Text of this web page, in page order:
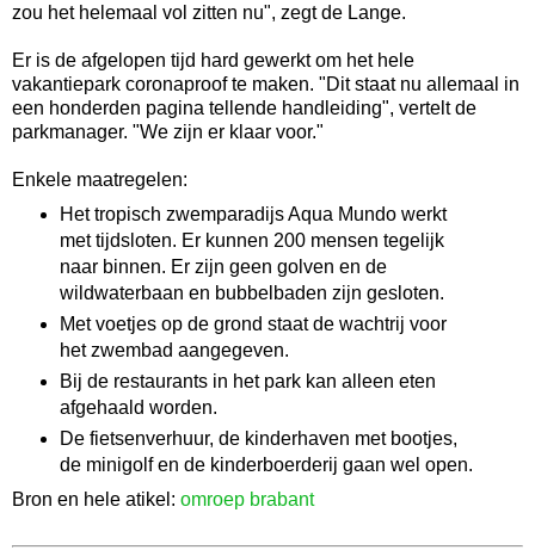
zou het helemaal vol zitten nu", zegt de Lange.
Er is de afgelopen tijd hard gewerkt om het hele
vakantiepark coronaproof te maken. "Dit staat nu allemaal in
een honderden pagina tellende handleiding", vertelt de
parkmanager. "We zijn er klaar voor."
Enkele maatregelen:
Het tropisch zwemparadijs Aqua Mundo werkt
met tijdsloten. Er kunnen 200 mensen tegelijk
naar binnen. Er zijn geen golven en de
wildwaterbaan en bubbelbaden zijn gesloten.
Met voetjes op de grond staat de wachtrij voor
het zwembad aangegeven.
Bij de restaurants in het park kan alleen eten
afgehaald worden.
De fietsenverhuur, de kinderhaven met bootjes,
de minigolf en de kinderboerderij gaan wel open.
Bron en hele atikel: omroep brabant